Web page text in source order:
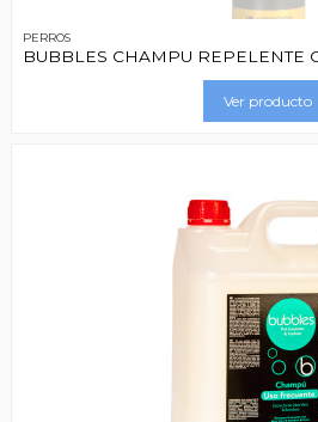
PERROS
BUBBLES CHAMPU REPELENTE
Ver producto